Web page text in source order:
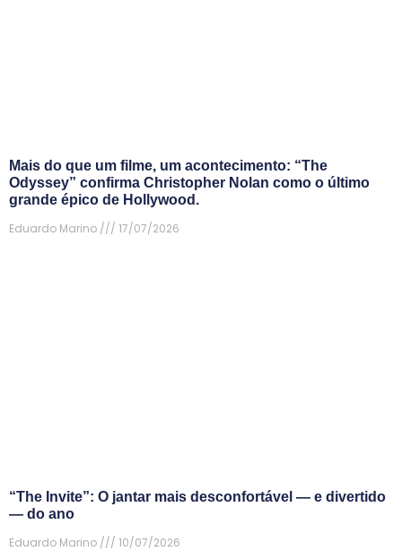
Mais do que um filme, um acontecimento: “The
Odyssey” confirma Christopher Nolan como o último
grande épico de Hollywood.
Eduardo Marino
17/07/2026
“The Invite”: O jantar mais desconfortável — e divertido
— do ano
Eduardo Marino
10/07/2026